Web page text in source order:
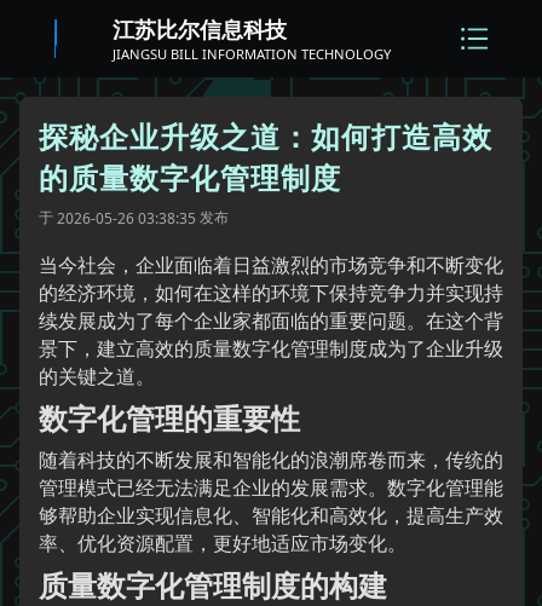
江苏比尔信息科技
JIANGSU BILL INFORMATION TECHNOLOGY
探秘企业升级之道：如何打造高效
的质量数字化管理制度
于2026-05-26 03:38:35 发布
当今社会，企业面临着日益激烈的市场竞争和不断变化
的经济环境，如何在这样的环境下保持竞争力并实现持
续发展成为了每个企业家都面临的重要问题。在这个背
景下，建立高效的质量数字化管理制度成为了企业升级
的关键之道。
数字化管理的重要性
随着科技的不断发展和智能化的浪潮席卷而来，传统的
管理模式已经无法满足企业的发展需求。数字化管理能
够帮助企业实现信息化、智能化和高效化，提高生产效
率、优化资源配置，更好地适应市场变化。
质量数字化管理制度的构建